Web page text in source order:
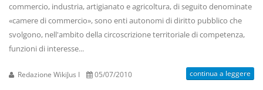
commercio, industria, artigianato e agricoltura, di seguito denominate
«camere di commercio», sono enti autonomi di diritto pubblico che
svolgono, nell'ambito della circoscrizione territoriale di competenza,
funzioni di interesse...
Redazione WikiJus I 05/07/2010 continua a leggere